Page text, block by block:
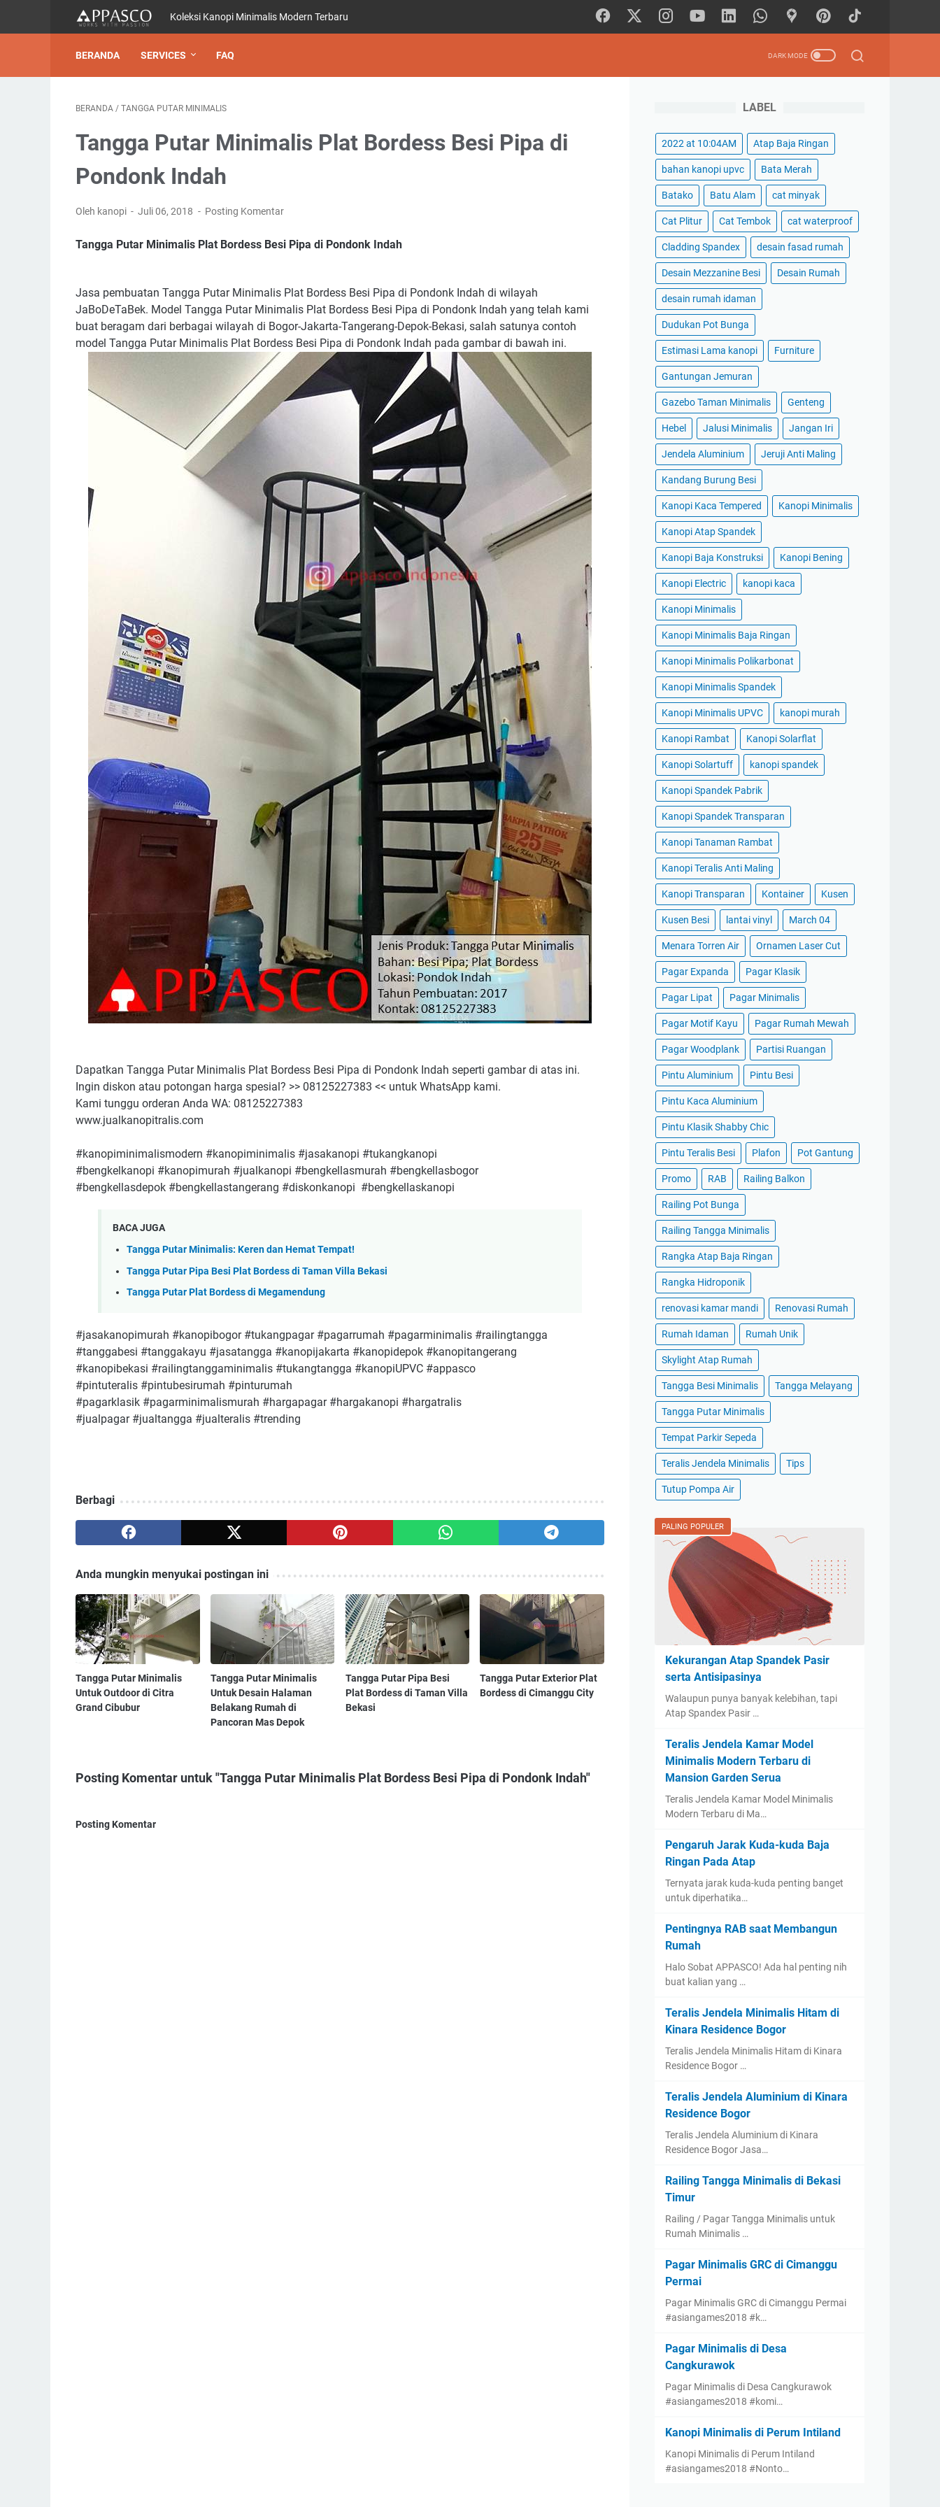
Koleksi Kanopi Minimalis Modern Terbaru
BERANDA SERVICES FAQ
BERANDA / TANGGA PUTAR MINIMALIS
Tangga Putar Minimalis Plat Bordess Besi Pipa di
Pondonk Indah
Oleh kanopi Juli 06, 2018 Posting Komentar
Tangga Putar Minimalis Plat Bordess Besi Pipa di Pondonk Indah
Jasa pembuatan Tangga Putar Minimalis Plat Bordess Besi Pipa di Pondonk Indah di wilayah
JaBoDeTaBek. Model Tangga Putar Minimalis Plat Bordess Besi Pipa di Pondonk Indah yang telah kami
buat beragam dari berbagai wilayah di Bogor-Jakarta-Tangerang-Depok-Bekasi, salah satunya contoh
model Tangga Putar Minimalis Plat Bordess Besi Pipa di Pondonk Indah pada gambar di bawah ini.
Dapatkan Tangga Putar Minimalis Plat Bordess Besi Pipa di Pondonk Indah seperti gambar di atas ini.
Ingin diskon atau potongan harga spesial? >> 08125227383 << untuk WhatsApp kami.
Kami tunggu orderan Anda WA: 08125227383
www.jualkanopitralis.com
#kanopiminimalismodern #kanopiminimalis #jasakanopi #tukangkanopi
#bengkelkanopi #kanopimurah #jualkanopi #bengkellasmurah #bengkellasbogor
#bengkellasdepok #bengkellastangerang #diskonkanopi #bengkellaskanopi
BACA JUGA
Tangga Putar Minimalis: Keren dan Hemat Tempat!
Tangga Putar Pipa Besi Plat Bordess di Taman Villa Bekasi
Tangga Putar Plat Bordess di Megamendung
#jasakanopimurah #kanopibogor #tukangpagar #pagarrumah #pagarminimalis #railingtangga
#tanggabesi #tanggakayu #jasatangga #kanopijakarta #kanopidepok #kanopitangerang
#kanopibekasi #railingtanggaminimalis #tukangtangga #kanopiUPVC #appasco
#pintuteralis #pintubesirumah #pinturumah
#pagarklasik #pagarminimalismurah #hargapagar #hargakanopi #hargatralis
#jualpagar #jualtangga #jualteralis #trending
Berbagi
Anda mungkin menyukai postingan ini
Tangga Putar Minimalis
Untuk Outdoor di Citra
Grand Cibubur
Tangga Putar Minimalis
Untuk Desain Halaman
Belakang Rumah di
Pancoran Mas Depok
Tangga Putar Pipa Besi
Plat Bordess di Taman Villa
Bekasi
Tangga Putar Exterior Plat
Bordess di Cimanggu City
Posting Komentar untuk "Tangga Putar Minimalis Plat Bordess Besi Pipa di Pondonk Indah"
Posting Komentar
LABEL
2022 at 10:04AM Atap Baja Ringan
bahan kanopi upvc Bata Merah
Batako Batu Alam cat minyak
Cat Plitur Cat Tembok cat waterproof
Cladding Spandex desain fasad rumah
Desain Mezzanine Besi Desain Rumah
desain rumah idaman
Dudukan Pot Bunga
Estimasi Lama kanopi Furniture
Gantungan Jemuran
Gazebo Taman Minimalis Genteng
Hebel Jalusi Minimalis Jangan Iri
Jendela Aluminium Jeruji Anti Maling
Kandang Burung Besi
Kanopi Kaca Tempered Kanopi Minimalis
Kanopi Atap Spandek
Kanopi Baja Konstruksi Kanopi Bening
Kanopi Electric kanopi kaca
Kanopi Minimalis
Kanopi Minimalis Baja Ringan
Kanopi Minimalis Polikarbonat
Kanopi Minimalis Spandek
Kanopi Minimalis UPVC kanopi murah
Kanopi Rambat Kanopi Solarflat
Kanopi Solartuff kanopi spandek
Kanopi Spandek Pabrik
Kanopi Spandek Transparan
Kanopi Tanaman Rambat
Kanopi Teralis Anti Maling
Kanopi Transparan Kontainer Kusen
Kusen Besi lantai vinyl March 04
Menara Torren Air Ornamen Laser Cut
Pagar Expanda Pagar Klasik
Pagar Lipat Pagar Minimalis
Pagar Motif Kayu Pagar Rumah Mewah
Pagar Woodplank Partisi Ruangan
Pintu Aluminium Pintu Besi
Pintu Kaca Aluminium
Pintu Klasik Shabby Chic
Pintu Teralis Besi Plafon Pot Gantung
Promo RAB Railing Balkon
Railing Pot Bunga
Railing Tangga Minimalis
Rangka Atap Baja Ringan
Rangka Hidroponik
renovasi kamar mandi Renovasi Rumah
Rumah Idaman Rumah Unik
Skylight Atap Rumah
Tangga Besi Minimalis Tangga Melayang
Tangga Putar Minimalis
Tempat Parkir Sepeda
Teralis Jendela Minimalis Tips
Tutup Pompa Air
PALING POPULER
Kekurangan Atap Spandek Pasir
serta Antisipasinya
Walaupun punya banyak kelebihan, tapi
Atap Spandex Pasir …
Teralis Jendela Kamar Model
Minimalis Modern Terbaru di
Mansion Garden Serua
Teralis Jendela Kamar Model Minimalis
Modern Terbaru di Ma…
Pengaruh Jarak Kuda-kuda Baja
Ringan Pada Atap
Ternyata jarak kuda-kuda penting banget
untuk diperhatika…
Pentingnya RAB saat Membangun
Rumah
Halo Sobat APPASCO! Ada hal penting nih
buat kalian yang …
Teralis Jendela Minimalis Hitam di
Kinara Residence Bogor
Teralis Jendela Minimalis Hitam di Kinara
Residence Bogor …
Teralis Jendela Aluminium di Kinara
Residence Bogor
Teralis Jendela Aluminium di Kinara
Residence Bogor Jasa…
Railing Tangga Minimalis di Bekasi
Timur
Railing / Pagar Tangga Minimalis untuk
Rumah Minimalis …
Pagar Minimalis GRC di Cimanggu
Permai
Pagar Minimalis GRC di Cimanggu Permai
#asiangames2018 #k…
Pagar Minimalis di Desa
Cangkurawok
Pagar Minimalis di Desa Cangkurawok
#asiangames2018 #komi…
Kanopi Minimalis di Perum Intiland
Kanopi Minimalis di Perum Intiland
#asiangames2018 #Nonto…